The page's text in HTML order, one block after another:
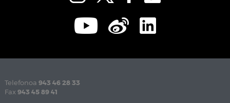
Telefonoa 943 46 28 33
Fax 943 45 89 41